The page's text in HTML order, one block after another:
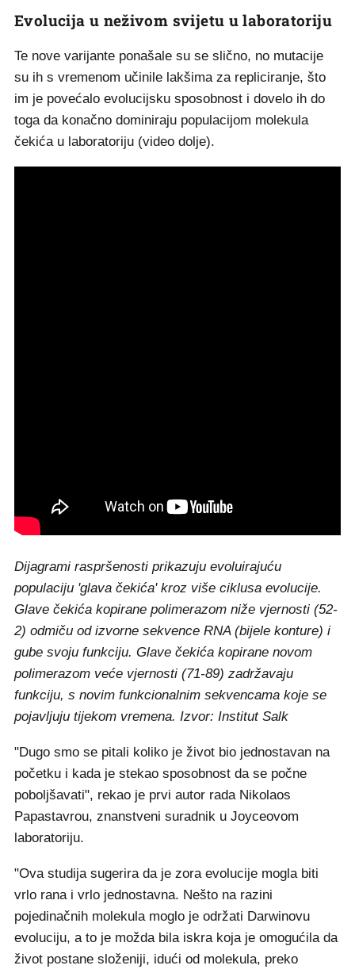
Evolucija u neživom svijetu u laboratoriju
Te nove varijante ponašale su se slično, no mutacije
su ih s vremenom učinile lakšima za repliciranje, što
im je povećalo evolucijsku sposobnost i dovelo ih do
toga da konačno dominiraju populacijom molekula
čekića u laboratoriju (video dolje).
Dijagrami raspršenosti prikazuju evoluirajuću
populaciju 'glava čekića' kroz više ciklusa evolucije.
Glave čekića kopirane polimerazom niže vjernosti (52-
2) odmiču od izvorne sekvence RNA (bijele konture) i
gube svoju funkciju. Glave čekića kopirane novom
polimerazom veće vjernosti (71-89) zadržavaju
funkciju, s novim funkcionalnim sekvencama koje se
pojavljuju tijekom vremena. Izvor: Institut Salk
"Dugo smo se pitali koliko je život bio jednostavan na
početku i kada je stekao sposobnost da se počne
poboljšavati", rekao je prvi autor rada Nikolaos
Papastavrou, znanstveni suradnik u Joyceovom
laboratoriju.
"Ova studija sugerira da je zora evolucije mogla biti
vrlo rana i vrlo jednostavna. Nešto na razini
pojedinačnih molekula moglo je održati Darwinovu
evoluciju, a to je možda bila iskra koja je omogućila da
život postane složeniji, idući od molekula, preko